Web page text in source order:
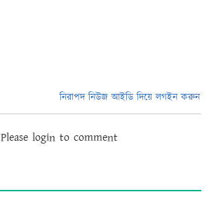
নিরাপদ নিউজ আইডি দিয়ে লগইন করুন
Please login to comment